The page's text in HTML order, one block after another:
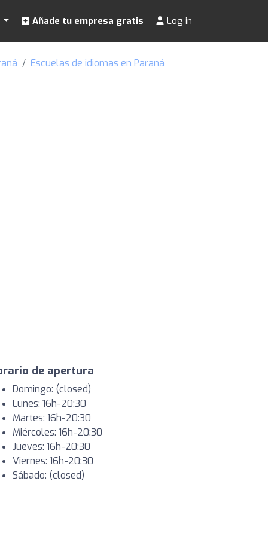
Añade tu empresa gratis Log in
Escuelas de idiomas en Paraná
de apertura
Domingo: (closed)
Lunes: 16h-20:30
Martes: 16h-20:30
Miércoles: 16h-20:30
Jueves: 16h-20:30
Viernes: 16h-20:30
Sábado: (closed)